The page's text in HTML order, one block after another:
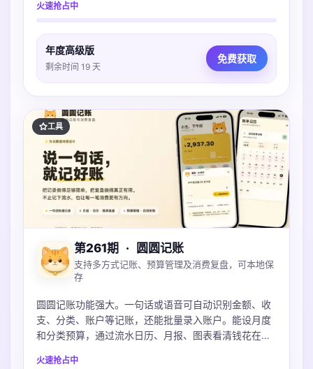
置灵活推送计划，有精美小组件及背景图库，还能制作
己的话，留存美好。
火速抢占中
年度高级版
剩余时间 19 天
免费获取
工具
第261期 · 圆圆记账
支持多方式记账、预算管理及消费复盘，可本地保
存
圆圆记账功能强大。一句话或语音可自动识别金额、收
支、分类、账户等记账，还能批量录入账户。能设月度
和分类预算，通过流水日历、月报、图表看清钱花在
导入多种账单，微信支付宝Excel都支持。
火速抢占中